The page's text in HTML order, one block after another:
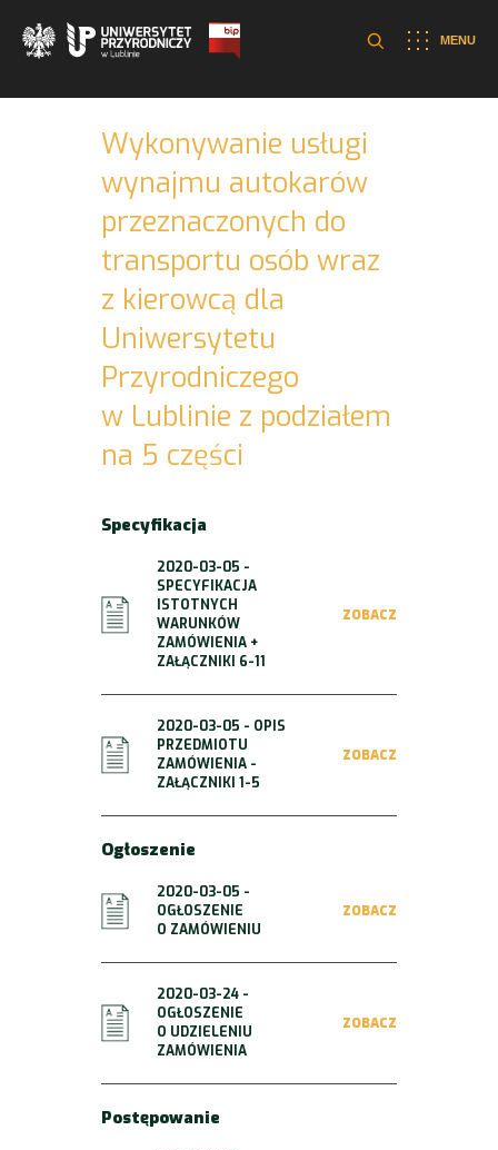
MENU
Wykonywanie usługi
wynajmu autokarów
przeznaczonych do
transportu osób wraz
z kierowcą dla
Uniwersytetu
Przyrodniczego
w Lublinie z podziałem
na 5 części
Specyfikacja
2020-03-05 -
SPECYFIKACJA
ISTOTNYCH
WARUNKÓW
ZAMÓWIENIA +
ZAŁĄCZNIKI 6-11
ZOBACZ
2020-03-05 - OPIS
PRZEDMIOTU
ZAMÓWIENIA -
ZAŁĄCZNIKI 1-5
ZOBACZ
Ogłoszenie
2020-03-05 -
OGŁOSZENIE
O ZAMÓWIENIU
ZOBACZ
2020-03-24 -
OGŁOSZENIE
O UDZIELENIU
ZAMÓWIENIA
ZOBACZ
Postępowanie